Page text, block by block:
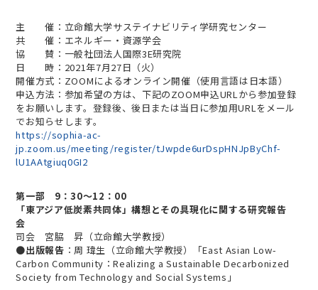
主 催：立命館大学サステイナビリティ学研究センター
共 催：エネルギー・資源学会
協 賛：一般社団法人国際3E研究院
日 時：2021年7月27日（火）
開催方式：ZOOMによるオンライン開催（使用言語は日本語）
申込方法：参加希望の方は、下記のZOOM申込URLから参加登録
をお願いします。登録後、後日または当日に参加用URLをメール
でお知らせします。
https://sophia-ac-
jp.zoom.us/meeting/register/tJwpde6urDspHNJpByChf-
lU1AAtgiuq0GI2
第一部 9：30～12：00
「東アジア低炭素共同体」構想とその具現化に関する研究報告
会
司会 宮脇 昇（立命館大学教授）
●出版報告 ：周 瑋生（立命館大学教授）「East Asian Low-
Carbon Community：Realizing a Sustainable Decarbonized
Society from Technology and Social Systems」